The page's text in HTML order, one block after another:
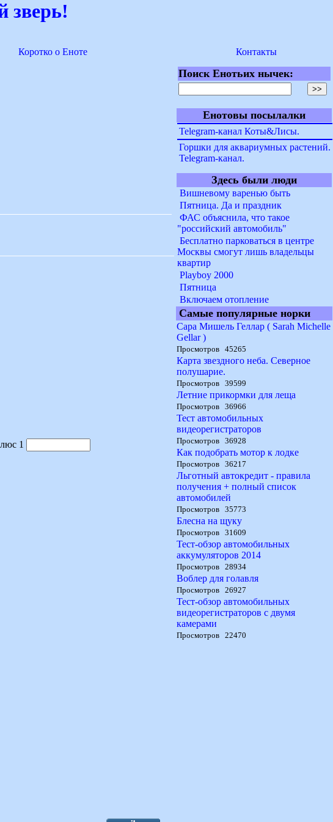
зверь!
Коротко о Еноте Контакты
1
Поиск Енотьих нычек:
Енотовы посылалки
Telegram-канал Коты&Лисы.
Горшки для аквариумных растений.
Telegram-канал.
Здесь были люди
Вишневому варенью быть
Пятница. Да и праздник
ФАС объяснила, что такое
"российский автомобиль"
Бесплатно парковаться в центре
Москвы смогут лишь владельцы
квартир
Playboy 2000
Пятница
Включаем отопление
Самые популярные норки
Сара Мишель Геллар ( Sarah Michelle
Gellar )
Просмотров 45265
Карта звездного неба. Северное
полушарие.
Просмотров 39599
Летние прикормки для леща
Просмотров 36966
Тест автомобильных
видеорегистраторов
Просмотров 36928
Как подобрать мотор к лодке
Просмотров 36217
Льготный автокредит - правила
получения + полный список
автомобилей
Просмотров 35773
Блесна на щуку
Просмотров 31609
Тест-обзор автомобильных
аккумуляторов 2014
Просмотров 28934
Воблер для голавля
Просмотров 26927
Тест-обзор автомобильных
видеорегистраторов с двумя
камерами
Просмотров 22470